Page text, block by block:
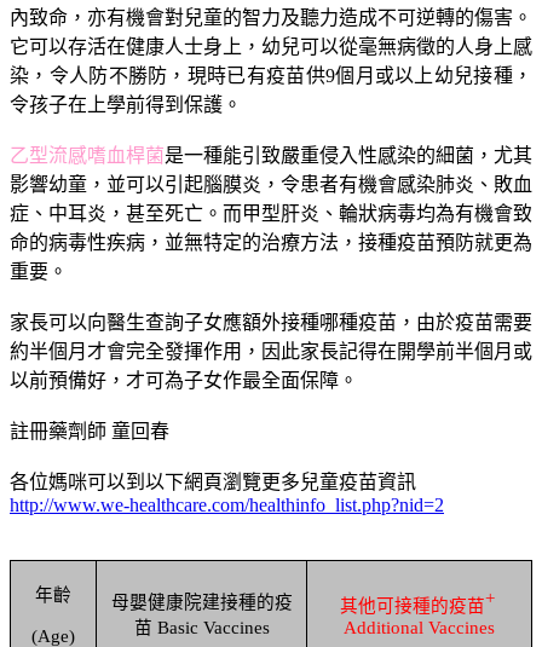
內致命，亦有機會對兒童的智力及聽力造成不可逆轉的傷害。
它可以存活在健康人士身上，幼兒可以從毫無病徵的人身上感
染，令人防不勝防，現時已有疫苗供9個月或以上幼兒接種，
令孩子在上學前得到保護。
乙型流感嗜血桿菌是一種能引致嚴重侵入性感染的細菌，尤其
影響幼童，並可以引起腦膜炎，令患者有機會感染肺炎、敗血
症、中耳炎，甚至死亡。而甲型肝炎、輪狀病毒均為有機會致
命的病毒性疾病，並無特定的治療方法，接種疫苗預防就更為
重要。
家長可以向醫生查詢子女應額外接種哪種疫苗，由於疫苗需要
約半個月才會完全發揮作用，因此家長記得在開學前半個月或
以前預備好，才可為子女作最全面保障。
註冊藥劑師 童回春
各位媽咪可以到以下網頁瀏覽更多兒童疫苗資訊
http://www.we-healthcare.com/healthinfo_list.php?nid=2
年齡
(Age)
母嬰健康院建接種的疫
苗 Basic Vaccines
其他可接種的疫苗+
Additional Vaccines